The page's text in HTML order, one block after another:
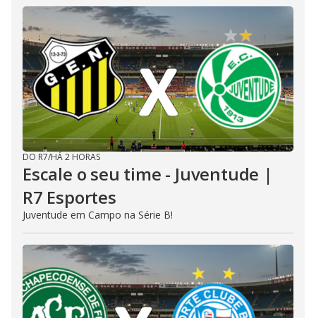
DO R7/HÁ 2 HORAS
Escale o seu time - Juventude |
R7 Esportes
Juventude em Campo na Série B!